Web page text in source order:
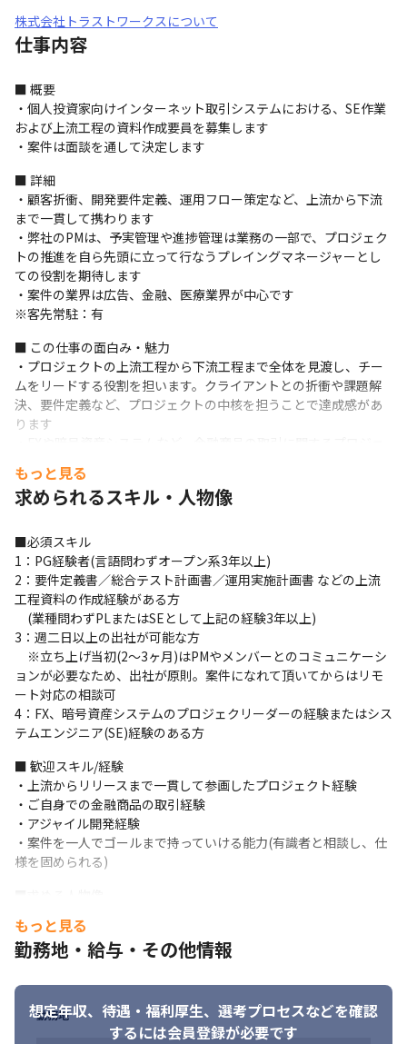
株式会社トラストワークスについて
仕事内容
■ 概要
・個人投資家向けインターネット取引システムにおける、SE作業
および上流工程の資料作成要員を募集します
・案件は面談を通して決定します
■ 詳細
・顧客折衝、開発要件定義、運用フロー策定など、上流から下流
まで一貫して携わります
・弊社のPMは、予実管理や進捗管理は業務の一部で、プロジェク
トの推進を自ら先頭に立って行なうプレイングマネージャーとし
ての役割を期待します
・案件の業界は広告、金融、医療業界が中心です
※客先常駐：有
■ この仕事の面白み・魅力
・プロジェクトの上流工程から下流工程まで全体を見渡し、チー
ムをリードする役割を担います。クライアントとの折衝や課題解
決、要件定義など、プロジェクトの中核を担うことで達成感があ
ります
きます。自身の市場価値を高める絶好の機会です
・高度な専門知識を持つエンジニアと一緒にチームが組めて、メ
もっと見る
求められるスキル・人物像
■必須スキル
1：PG経験者(言語問わずオープン系3年以上)
2：要件定義書／総合テスト計画書／運用実施計画書 などの上流
工程資料の作成経験がある方
(業種問わずPLまたはSEとして上記の経験3年以上)
3：週二日以上の出社が可能な方
※立ち上げ当初(2～3ヶ月)はPMやメンバーとのコミュニケーシ
ョンが必要なため、出社が原則。案件になれて頂いてからはリモ
ート対応の相談可
4：FX、暗号資産システムのプロジェクリーダーの経験またはシス
テムエンジニア(SE)経験のある方
■ 歓迎スキル/経験
・上流からリリースまで一貫して参画したプロジェクト経験
・ご自身での金融商品の取引経験
・アジャイル開発経験
・案件を一人でゴールまで持っていける能力(有識者と相談し、仕
様を固められる)
巻き込めるコミュニケーション能力
・能動的で主体的に動ける方
・PL/SE経験がないが、上流設計を前向きに挑戦したいPGも可
もっと見る
勤務地・給与・その他情報
想定年収、待遇・福利厚生、 選考プロセスなどを確認
するには会員登録が必要です
勤務地